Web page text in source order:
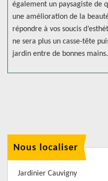
également un paysagiste de
une amélioration de la
répondre à vos soucis
ne sera plus un casse-tête
jardin entre de bonnes mains.
Nous localiser
Jardinier Cauvigny